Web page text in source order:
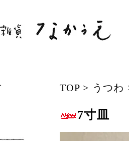
TOP> うつわ
7寸皿